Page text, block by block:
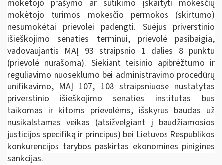
mokėtojo prašymo ar sutikimo įskaityti mokesčių
mokėtojo turimos mokesčio permokos (skirtumo)
nesumokėtai prievolei padengti. Suėjus priverstinio
išieškojimo senaties terminui, prievolė pasibaigia,
vadovaujantis MAĮ 93 straipsnio 1 dalies 8 punktu
(prievolė nurašoma). Siekiant teisinio apibrėžtumo ir
reguliavimo nuoseklumo bei administravimo procedūrų
unifikavimo, MAĮ 107, 108 straipsniuose nustatytas
priverstinio išieškojimo senaties institutas bus
taikomas ir kitoms prievolėms, išskyrus baudas už
nusikalstamas veikas (atsižvelgiant į baudžiamosios
justicijos specifiką ir principus) bei Lietuvos Respublikos
konkurencijos tarybos paskirtas ekonomines pinigines
sankcijas.